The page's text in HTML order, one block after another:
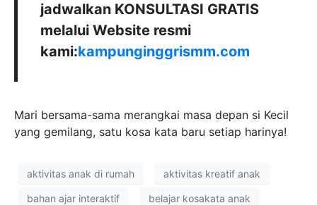
jadwalkan KONSULTASI GRATIS
melalui Website resmi
kami:kampunginggrismm.com
Mari bersama-sama merangkai masa depan si Kecil
yang gemilang, satu kosa kata baru setiap harinya!
aktivitas anak di rumah aktivitas kreatif anak
bahan ajar interaktif belajar kosakata anak